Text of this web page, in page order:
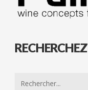
RECHERCHEZ